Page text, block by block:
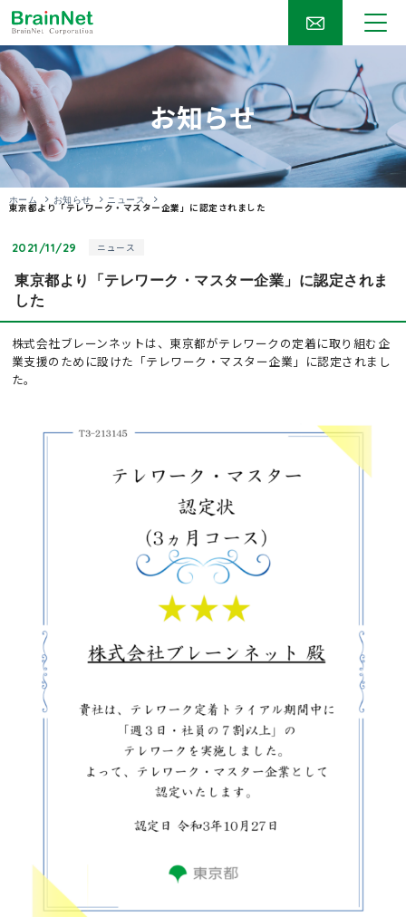
お知らせ
ホーム お知らせ ニュース
東京都より「テレワーク・マスター企業」に認定されました
2021/11/29 ニュース
東京都より「テレワーク・マスター企業」に認定されま
した
株式会社ブレーンネットは、東京都がテレワークの定着に取り組む企
業支援のために設けた「テレワーク・マスター企業」に認定されまし
た。